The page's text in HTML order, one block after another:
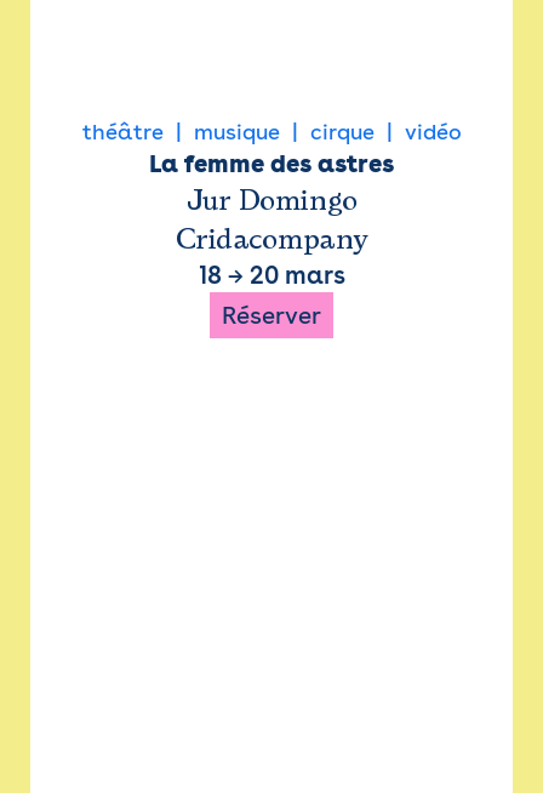
théâtre musique cirque vidéo
La femme des astres
Jur Domingo
Cridacompany
18 → 20 mars
Réserver